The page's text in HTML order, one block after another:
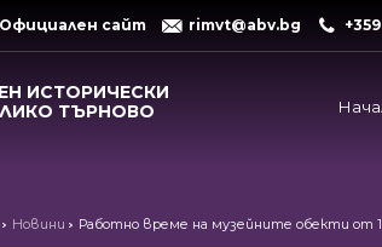
сайт rimvt@abv.bg
ИСТОРИЧЕСКИ
ТЪРНОВО
Новини Работно време на музейните обекти от 1